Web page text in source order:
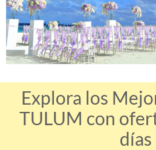
Explora los
TULUM con
días